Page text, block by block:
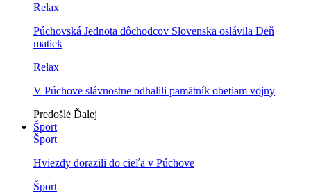
Relax
Púchovská Jednota dôchodcov Slovenska oslávila Deň
matiek
Relax
V Púchove slávnostne odhalili pamätník obetiam vojny
Predošlé Ďalej
Šport
Šport
Hviezdy dorazili do cieľa v Púchove
Šport